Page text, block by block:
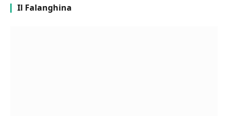
Il Falanghina